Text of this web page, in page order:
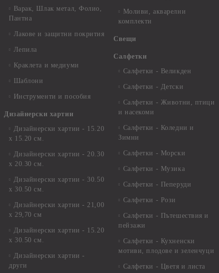
Варак, Шлак метал, Фолио,
Пантна
Лакове и защитни покрития
Лепила
Краклета и медиуми
Шаблони
Инструменти и пособия
Дизайнерски хартии
Дизайнерски хартии - 15.20
х 15.20 см.
Дизайнерски хартии - 20.30
х 20.30 см.
Дизайнерски хартии - 30.50
х 30.50 см.
Дизайнерски хартии - 21,00
х 29,70 см
Дизайнерски хартии - 15.20
x 30.50 см.
Дизайнерски хартии -
други
Моливи, акварелни
комплекти
Свещи
Салфетки
Салфетки - Великден
Салфетки - Детски
Салфетки - Животни, птици
и насекоми
Салфетки - Коледни и
Зимни
Салфетки - Морски
Салфетки - Музика
Салфетки - Пеперуди
Салфетки - Рози
Салфетки - Пътешествия и
пейзажи
Салфетки - Кухненски
мотиви, плодове и зеленчуци
Салфетки - Цветя и листа